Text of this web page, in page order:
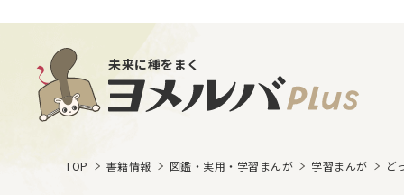
未来に種をまく
TOP 書籍情報 図鑑・実用・学習まんが 学習まんが ど